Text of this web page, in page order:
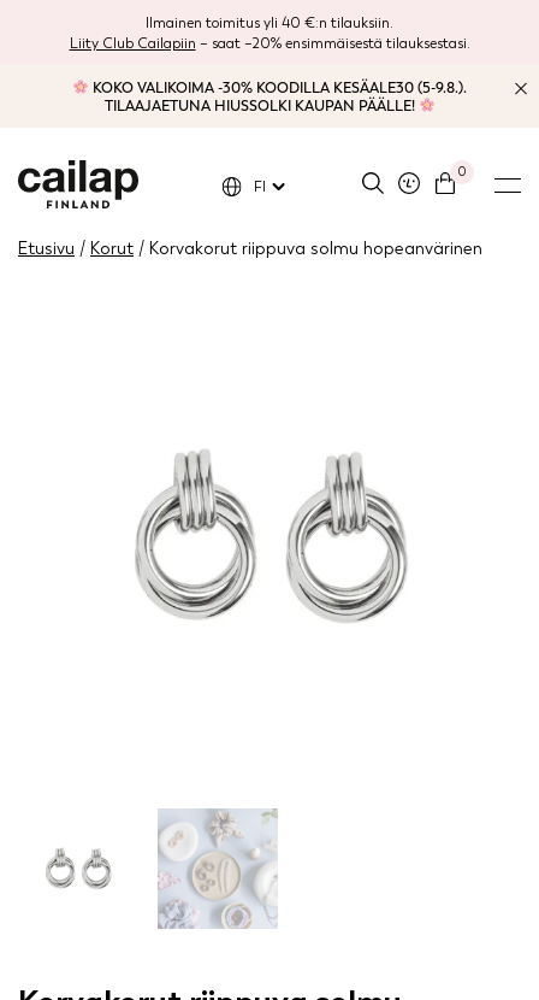
Ilmainen toimitus yli 40 €:n tilauksiin.
Liity Club Cailapiin – saat –20% ensimmäisestä tilauksestasi.
KOKO VALIKOIMA -30% KOODILLA KESÄALE30 (5-9.8.).
TILAAJAETUNA HIUSSOLKI KAUPAN PÄÄLLE!
0
FI
Etusivu / Korut / Korvakorut riippuva solmu hopeanvärinen